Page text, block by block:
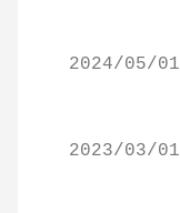
2024/05/01
2023/03/01